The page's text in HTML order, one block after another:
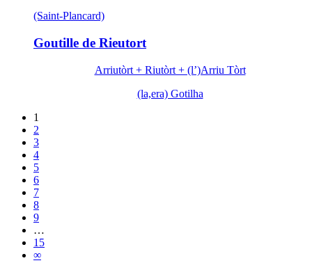
(Saint-Plancard)
Goutille de Rieutort
Arriutòrt + Riutòrt + (l’)Arriu Tòrt
(la,era) Gotilha
1
2
3
4
5
6
7
8
9
…
15
∞